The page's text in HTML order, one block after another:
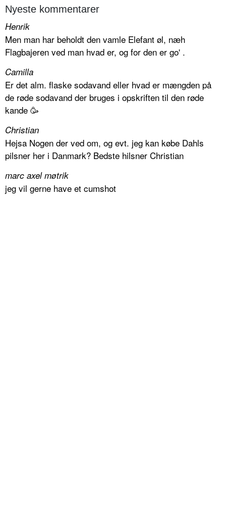
Nyeste kommentarer
Henrik
Men man har beholdt den vamle Elefant øl, næh
Flagbajeren ved man hvad er, og for den er go' .
Camilla
Er det alm. flaske sodavand eller hvad er mængden på
de røde sodavand der bruges i opskriften til den røde
kande 🥳
Christian
Hejsa Nogen der ved om, og evt. jeg kan købe Dahls
pilsner her i Danmark? Bedste hilsner Christian
marc axel møtrik
jeg vil gerne have et cumshot